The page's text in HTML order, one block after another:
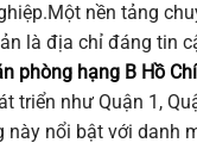
nền tảng
là địa chỉ đáng tin
phòng hạng B Hồ
triển như Quận 1,
này nổi bật với danh